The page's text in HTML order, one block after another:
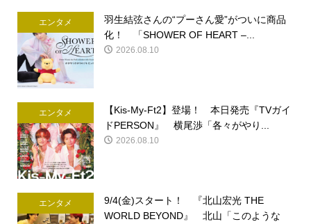
エンタメ
羽生結弦さんの“プーさん愛”がついに商品
化！ 「SHOWER OF HEART –...
2026.08.10
エンタメ
【Kis-My-Ft2】登場！ 本日発売『TVガイ
ドPERSON』 横尾渉「各々がやり...
2026.08.10
エンタメ
9/4(金)スタート！ 『北山宏光 THE
WORLD BEYOND』 北山「このような